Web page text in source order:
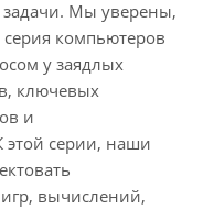
Мы уверены,
серия компьютеров
у заядлых
ключевых
и
этой серии, наши
вычислений,